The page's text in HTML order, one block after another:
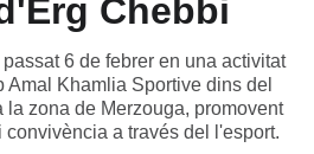
Chebbi
6 de febrer en una activitat
Amal Khamlia Sportive dins del
la zona de Merzouga, promovent
a través del l'esport.